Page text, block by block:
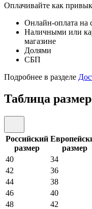
Оплачивайте как
Онлайн-оплата на
Наличными или
магазине
Долями
СБП
Подробнее в разделе
Таблица
Российский
размер
размер
40
34
42
36
44
38
46
40
48
42